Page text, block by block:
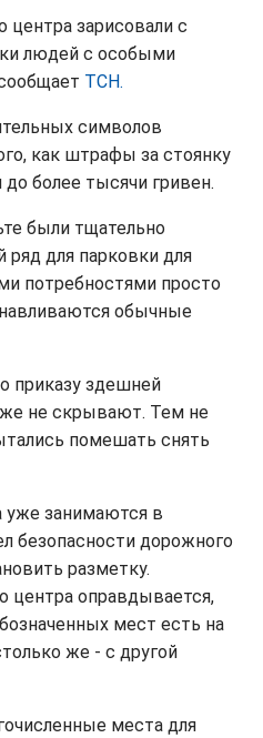
центра зарисовали с
людей с особыми
ТСН.
символов
как штрафы за стоянку
до более тысячи гривен.
были тщательно
для парковки для
потребностями просто
обычные
приказу здешней
не скрывают. Тем не
помешать снять
уже занимаются в
безопасности дорожного
разметку.
центра оправдывается,
мест есть на
же - с другой
места для